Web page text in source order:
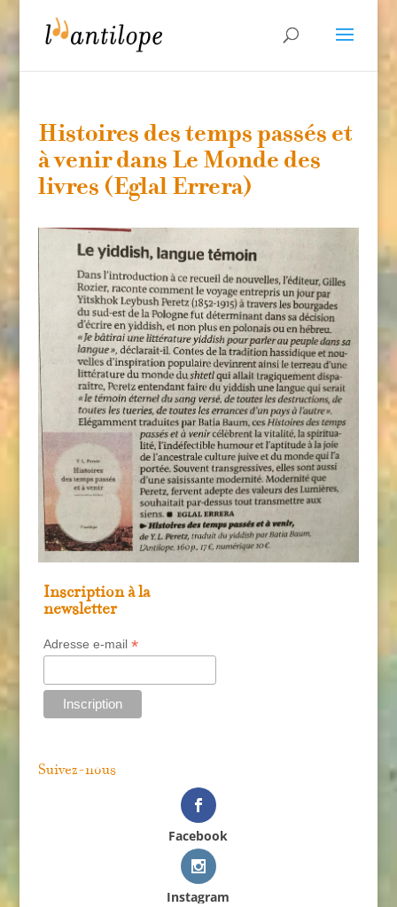
Histoires des temps passés et
à venir dans Le Monde des
livres (Eglal Errera)
Inscription à la
newsletter
Adresse e-mail *
Suivez-nous
Facebook
Instagram